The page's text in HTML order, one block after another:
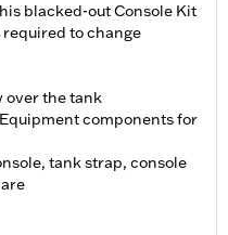
blacked-out Console Kit
to change
over the tank
components for
tank strap, console